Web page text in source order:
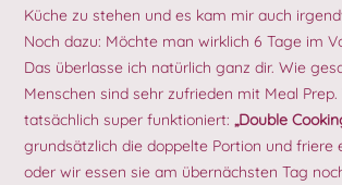
Küche zu stehen und es kam mir auch
Noch dazu: Möchte man wirklich 6 Tage im
Das überlasse ich natürlich ganz dir. Wie
Menschen sind sehr zufrieden mit Meal
tatsächlich super funktioniert: „Double
grundsätzlich die doppelte Portion und friere
oder wir essen sie am übernächsten Tag